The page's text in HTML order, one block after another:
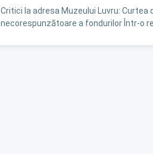
Critici la adresa Muzeului Luvru:
necorespunzătoare a fondurilor Într-o